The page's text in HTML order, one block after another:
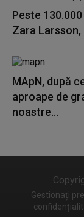
Peste
Zara Larsson,
MApN, după
aproape de
noastre...
Gestionați